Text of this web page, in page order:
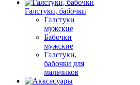
Галстуки, бабочки
Галстуки
мужские
Бабочки
мужские
Галстуки,
бабочки для
мальчиков